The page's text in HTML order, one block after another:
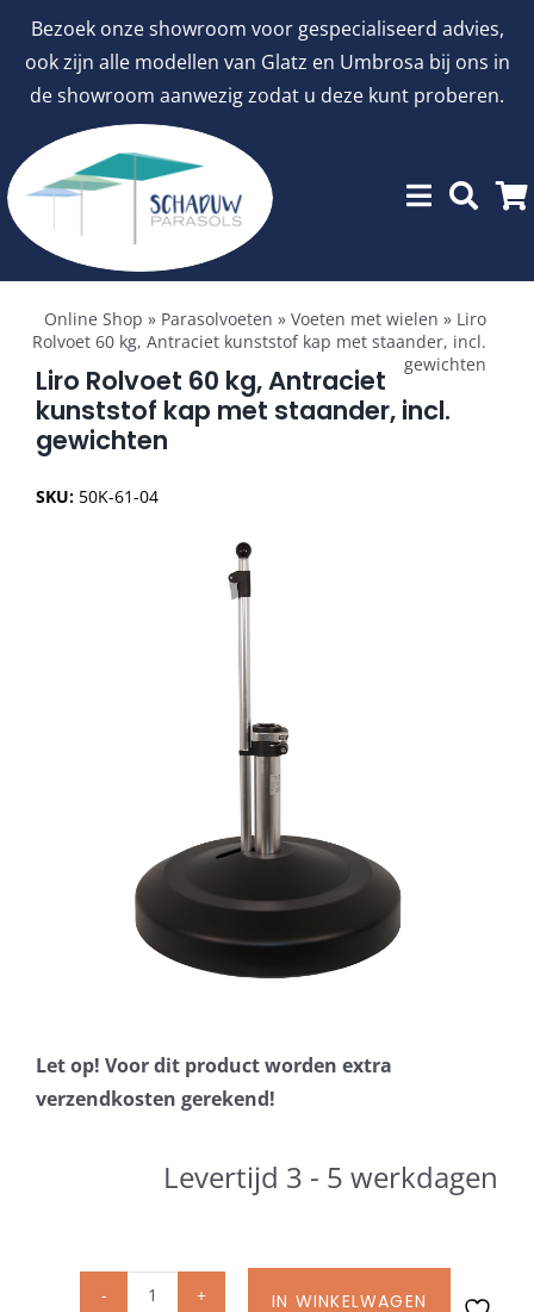
Bezoek onze showroom voor gespecialiseerd advies,
ook zijn alle modellen van Glatz en Umbrosa bij ons in
de showroom aanwezig zodat u deze kunt proberen.
inhoud
Toggle
Navigation
aanbiedingen
Stokparasols
Parasolvoeten
Beschermhoezen
Online Shop » Parasolvoeten » Voeten met wielen » Liro
Rolvoet 60 kg, Antraciet kunststof kap met staander, incl.
gewichten
Liro Rolvoet 60 kg, Antraciet
kunststof kap met staander, incl.
gewichten
SKU: 50K-61-04
Let op! Voor dit product worden extra
verzendkosten gerekend!
Levertijd 3 - 5 werkdagen
IN WINKELWAGEN